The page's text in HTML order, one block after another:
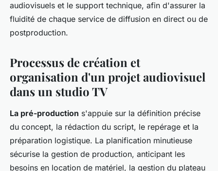
audiovisuels et le support technique, afin d'assurer la
fluidité de chaque service de diffusion en direct ou de
postproduction.
Processus de création et
organisation d'un projet audiovisuel
dans un studio TV
La pré-production s'appuie sur la définition précise
du concept, la rédaction du script, le repérage et la
préparation logistique. La planification minutieuse
sécurise la gestion de production, anticipant les
besoins en location de matériel, la gestion du plateau